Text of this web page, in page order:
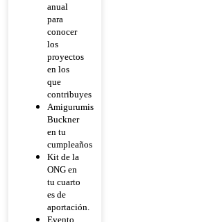
anual
para
conocer
los
proyectos
en los
que
contribuyes
Amigurumis
Buckner
en tu
cumpleaños
Kit de la
ONG en
tu cuarto
es de
aportación.
Evento